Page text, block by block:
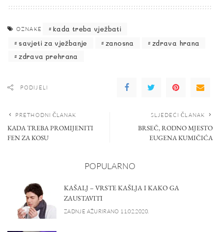
OZNAKE
kada treba vježbati
savjeti za vježbanje
zanosna
zdrava hrana
zdrava prehrana
PODIJELI
PRETHODNI ČLANAK
KADA TREBA PROMIJENITI
FEN ZA KOSU
SLJEDEĆI ČLANAK
BRSEČ, RODNO MJESTO
EUGENA KUMIČIĆA
POPULARNO
KAŠALJ – VRSTE KAŠLJA I KAKO GA
ZAUSTAVITI
ZADNJE AŽURIRANO 11.02.2020.